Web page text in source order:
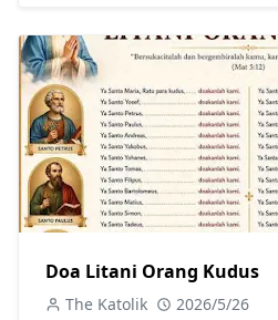
Doa Litani Orang Kudus
The Katolik 2026/5/26